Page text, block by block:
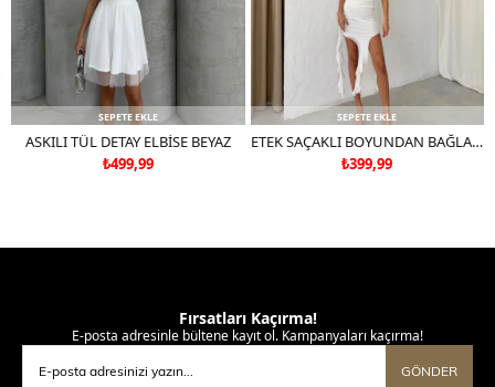
SEPETE EKLE
ASKILI TÜL DETAY ELBİSE BEYAZ
₺499,99
SEPETE EKLE
ETEK SAÇAKLI BOYUNDAN BAĞLAMALI TÜL ASTARLI ELBİSE BEYAZ
₺399,99
Fırsatları Kaçırma!
E-posta adresinle bültene kayıt ol. Kampanyaları kaçırma!
GÖNDER